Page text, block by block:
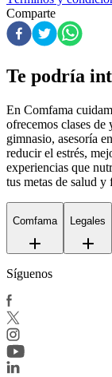
Comparte
Te podría
En Comfama
ofrecemos clases de
gimnasio, asesoría
reducir el estrés,
experiencias que
tus metas de salud y
Comfama Legales
Síguenos